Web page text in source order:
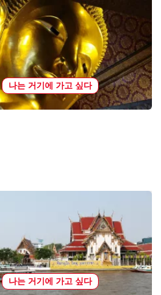
나는 거기에 가고 싶다
나는 거기에 가고 싶다